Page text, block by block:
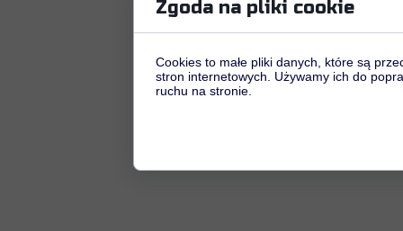
Zgoda na pliki cookie
Cookies to małe pliki danych, które są
stron internetowych. Używamy ich do
ruchu na stronie.